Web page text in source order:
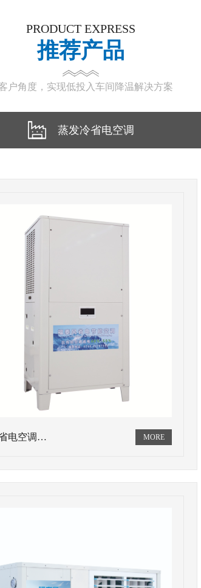
PRODUCT EXPRESS
推荐产品
户角度，实现低投入车间降温解决方案
蒸发冷省电空调
电空调…